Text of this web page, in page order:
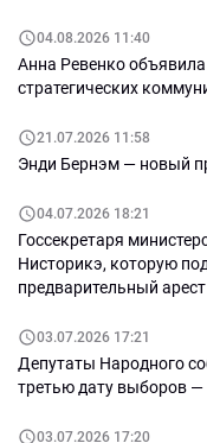
04.08.2026 11:40
Анна Ревенко объявила
стратегических
21.07.2026 11:58
Энди Бернэм — новый
04.07.2026 18:21
Госсекретаря
Нисторикэ, которую
предварительный
03.07.2026 17:21
Депутаты Народного
третью дату выборов —
03.07.2026 17:20